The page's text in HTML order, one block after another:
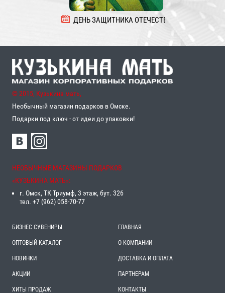
ДЕНЬ ЗАЩИТНИКА ОТЕЧЕСТВА
© 2015, Кузькина мать,
Необычный магазин подарков в Омске.
Подарки под ключ - от идеи до упаковки!
НЕОБЫЧНЫЕ МАГАЗИНЫ ПОДАРКОВ
«‎КУЗЬКИНА МАТЬ»‎:
г. Омск, ТК Триумф, 3 этаж, бут. 326
тел. +7 (962) 058-70-77
БИЗНЕС СУВЕНИРЫ
ОПТОВЫЙ КАТАЛОГ
НОВИНКИ
АКЦИИ
ХИТЫ ПРОДАЖ
ГЛАВНАЯ
О КОМПАНИИ
ДОСТАВКА И ОПЛАТА
ПАРТНЕРАМ
КОНТАКТЫ